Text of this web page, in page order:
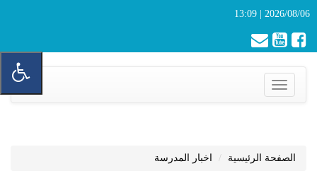
2026/08/06 | 13:09
Toggle
navigation
الصفحة الرئيسية اخبار المدرسة